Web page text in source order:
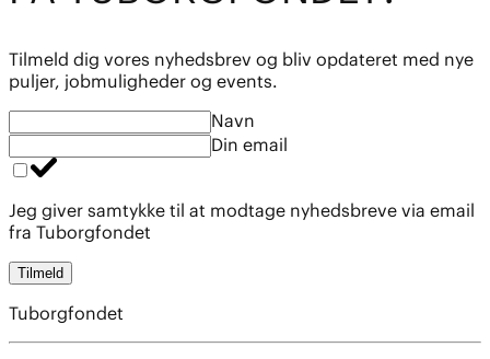
Tilmeld dig vores nyhedsbrev og bliv opdateret med nye
puljer, jobmuligheder og events.
Navn
Din email
Jeg giver samtykke til at modtage nyhedsbreve via email
fra Tuborgfondet
Tilmeld
Tuborgfondet